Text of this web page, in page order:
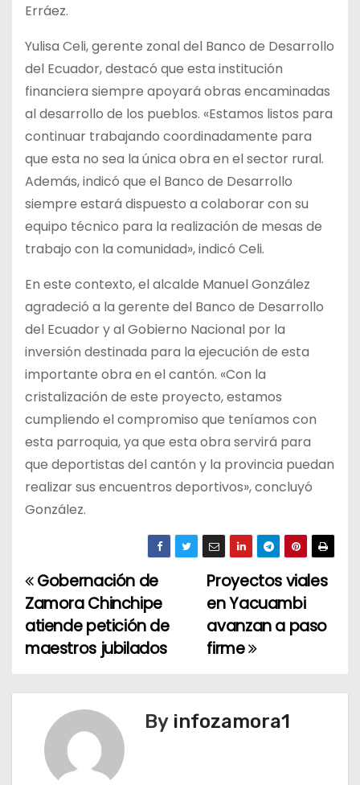
Erráez.
Yulisa Celi, gerente zonal del Banco de Desarrollo
del Ecuador, destacó que esta institución
financiera siempre apoyará obras encaminadas
al desarrollo de los pueblos. «Estamos listos para
continuar trabajando coordinadamente para
que esta no sea la única obra en el sector rural.
Además, indicó que el Banco de Desarrollo
siempre estará dispuesto a colaborar con su
equipo técnico para la realización de mesas de
trabajo con la comunidad», indicó Celi.
En este contexto, el alcalde Manuel González
agradeció a la gerente del Banco de Desarrollo
del Ecuador y al Gobierno Nacional por la
inversión destinada para la ejecución de esta
importante obra en el cantón. «Con la
cristalización de este proyecto, estamos
cumpliendo el compromiso que teníamos con
esta parroquia, ya que esta obra servirá para
que deportistas del cantón y la provincia puedan
realizar sus encuentros deportivos», concluyó
González.
N
a
v
e
Proyectos viales
en Yacuambi
avanzan a paso
firme
Gobernación de
Zamora Chinchipe
atiende petición de
maestros jubilados
By infozamora1